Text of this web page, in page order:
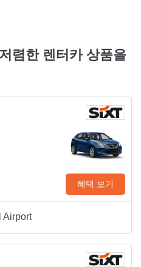
렴한 렌터카 상품을
혜택 보기
Airport